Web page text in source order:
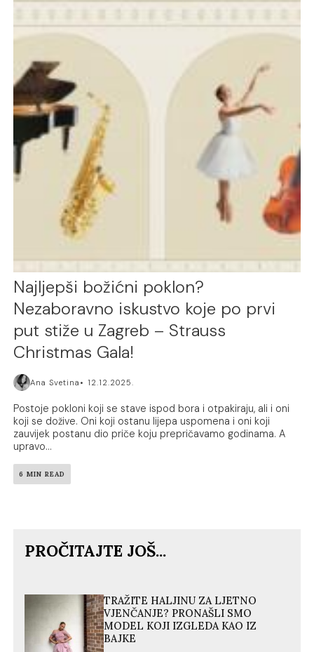
Najljepši božićni poklon?
Nezaboravno iskustvo koje po prvi
put stiže u Zagreb – Strauss
Christmas Gala!
Ana Svetina 12.12.2025.
Postoje pokloni koji se stave ispod bora i otpakiraju, ali i oni
koji se dožive. Oni koji ostanu lijepa uspomena i oni koji
zauvijek postanu dio priče koju prepričavamo godinama. A
upravo...
6 MIN READ
PROČITAJTE JOŠ...
TRAŽITE HALJINU ZA LJETNO
VJENČANJE? PRONAŠLI SMO
MODEL KOJI IZGLEDA KAO IZ
BAJKE